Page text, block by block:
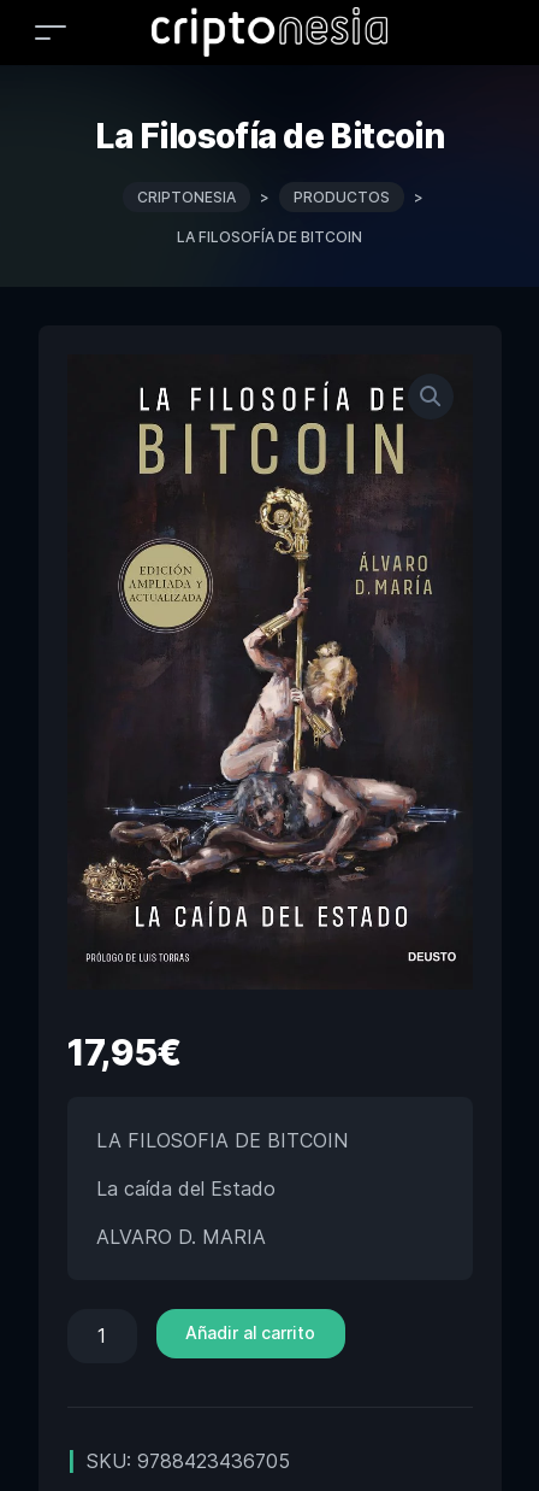
La Filosofía de Bitcoin
CRIPTONESIA > PRODUCTOS >
LA FILOSOFÍA DE BITCOIN
17,95€
LA FILOSOFIA DE BITCOIN
La caída del Estado
ALVARO D. MARIA
Añadir al carrito
SKU: 9788423436705